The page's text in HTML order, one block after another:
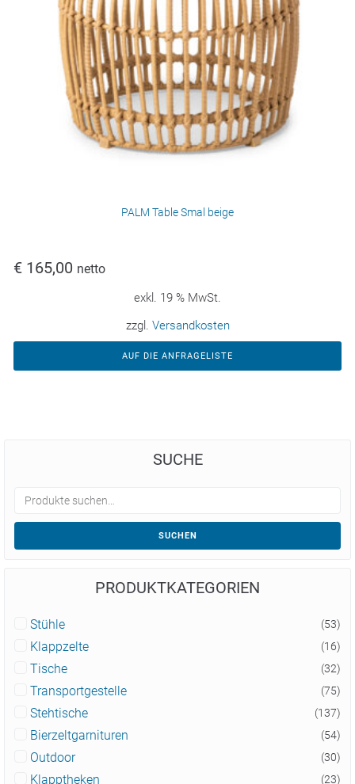
PALM Table Smal beige
€ 165,00 netto
exkl. 19 % MwSt.
zzgl. Versandkosten
AUF DIE ANFRAGELISTE
SUCHE
SUCHEN
PRODUKTKATEGORIEN
Stühle (53)
Klappzelte (16)
Tische (32)
Transportgestelle (75)
Stehtische (137)
Bierzeltgarnituren (54)
Outdoor (30)
Klapptheken (23)